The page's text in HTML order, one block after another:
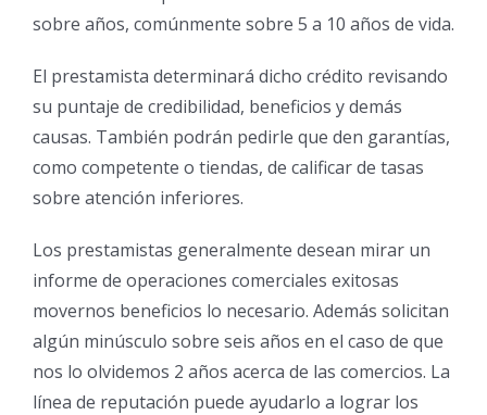
sobre años, comúnmente sobre 5 a 10 años de vida.
El prestamista determinará dicho crédito revisando
su puntaje de credibilidad, beneficios y demás
causas. También podrán pedirle que den garantías,
como competente o tiendas, de calificar de tasas
sobre atención inferiores.
Los prestamistas generalmente desean mirar un
informe de operaciones comerciales exitosas
movernos beneficios lo necesario. Además solicitan
algún minúsculo sobre seis años en el caso de que
nos lo olvidemos 2 años acerca de las comercios. La
línea de reputación puede ayudarlo a lograr los